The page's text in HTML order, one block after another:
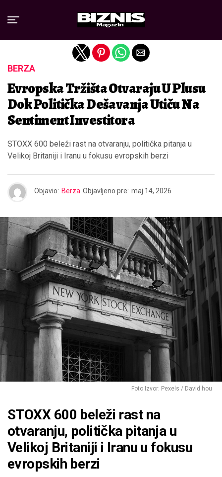
BERZA
Evropska Tržišta Otvaraju U Plusu
Dok Politička Dešavanja Utiču Na
Sentiment Investitora
STOXX 600 beleži rast na otvaranju, politička pitanja u
Velikoj Britaniji i Iranu u fokusu evropskih berzi
Objavio: Berza Objavljeno pre: maj 14, 2026
Foto Izvor: Pexels / David hou
STOXX 600 beleži rast na
otvaranju, politička pitanja u
Velikoj Britaniji i Iranu u fokusu
evropskih berzi
Exit mobile version